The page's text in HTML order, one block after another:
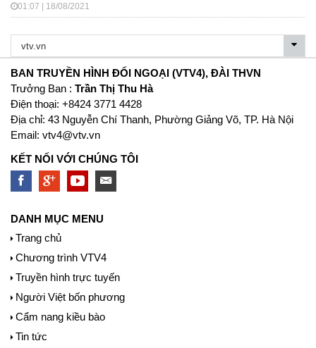
01:07 | 18/08/2021
BAN TRUYỀN HÌNH ĐỐI NGOẠI (VTV4), ĐÀI THVN
Trưởng Ban : Trần Thị Thu Hà
Ðiện thoại: +8424 3771 4428
Địa chỉ: 43 Nguyễn Chí Thanh, Phường Giảng Võ, TP. Hà Nội
Email: vtv4@vtv.vn
KẾT NỐI VỚI CHÚNG TÔI
DANH MỤC MENU
Trang chủ
Chương trình VTV4
Truyền hình trực tuyến
Người Việt bốn phương
Cẩm nang kiều bào
Tin tức